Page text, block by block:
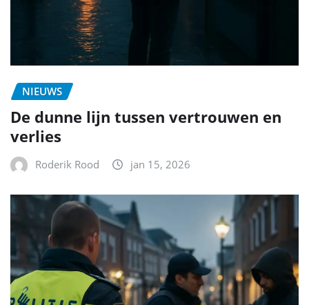
NIEUWS
De dunne lijn tussen vertrouwen en
verlies
Roderik Rood jan 15, 2026